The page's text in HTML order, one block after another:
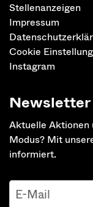
Stellenanzeigen
Impressum
Cookie
Instagram
Newsletter
Aktuelle Aktionen
Modus? Mit
informiert.